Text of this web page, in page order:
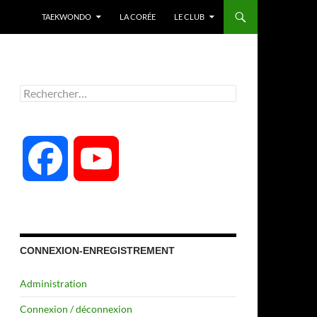
TAEKWONDO LA CORÉE LE CLUB
Rechercher :
c
e
u
T
CONNEXION-ENREGISTREMENT
Administration
Connexion / déconnexion